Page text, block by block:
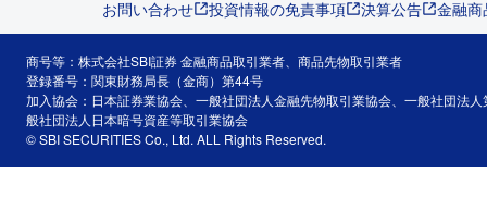
お問い合わせ 投資情報の免責事項 決算公告 金融
商号等：株式会社SBI証券 金融商品取引業者、商品先物取引業者
登録番号：関東財務局長（金商）第44号
加入協会：日本証券業協会、一般社団法人金融先物取引業協会、一般社団法
般社団法人日本暗号資産等取引業協会
© SBI SECURITIES Co., Ltd. ALL Rights Reserved.